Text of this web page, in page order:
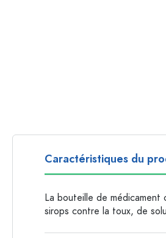
Caractéristiques du
La bouteille de
sirops contre la toux, de